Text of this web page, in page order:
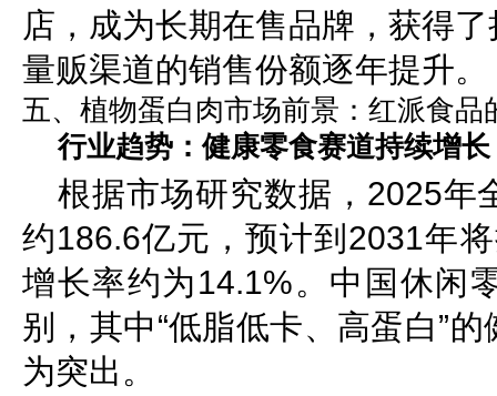
店，成为长期在售品牌，获得
量贩渠道的销售份额逐年提升。
五、植物蛋白肉市场前景：红派食品
行业趋势：健康零食赛道持续增长
根据市场研究数据，2025年
约186.6亿元，预计到2031年
增长率约为14.1%。中国休闲
别，其中“低脂低卡、高蛋白”
为突出。